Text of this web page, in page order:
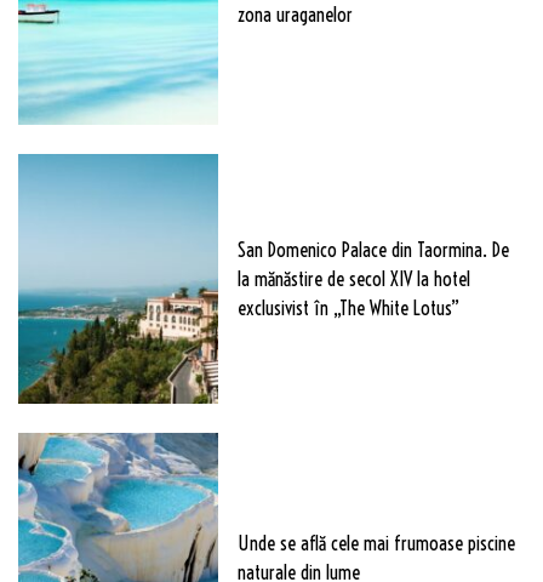
zona uraganelor
San Domenico Palace din Taormina. De
la mănăstire de secol XIV la hotel
exclusivist în „The White Lotus”
Unde se află cele mai frumoase piscine
naturale din lume